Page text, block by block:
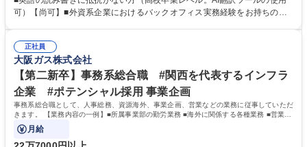
（グローバル）との英文メール対応（AI翻訳ツール等を使用しての対応で
業務をお任せします。残業も基本的には発生せず、ご自身のペースで業務
を進めやすく定着率の高い環境です。 募集職種 東京【経理・総務】週1日
出社程度のリモート中心/残業基本無/独立系ファーム
可）【尚可】■外資系企業におけるバックオフィス実務経験をお持ちの方
【働き方について】現在は週4日程度の在宅勤務を実施しており、ワーク
ライフバランスを重視する方に最適な環境です（フルリモートも面接で相
談可）。【求める人物像】幅広いバックオフィス業務に柔軟に対応でき、
社内外と円滑にコミュニケーションを取りながら業務を推進できる方 学
歴・資格 学歴：大学院 大学 高専 短大 専修学校 高校 語学力： 資格：
正社員
大阪ガス株式会社
【第二新卒】事務系総合職 #関西を代表するインフラ
企業 #ポテンシャル採用 事業企画
事務系総合職として、人事総務、資源海外、事業企画、営業などの業務に従事していただ
きます。 【業務内容の一例】■所属事業部の勤労業務 ■海外に関係する各種業務 ■営業部
門の企画スタッフ、ルート営業
月給